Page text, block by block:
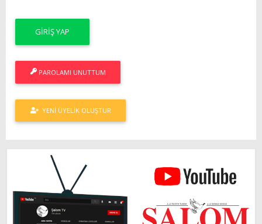
PAROLAMI UNUTTUM
YENI ÜYELIK OLUŞTUR